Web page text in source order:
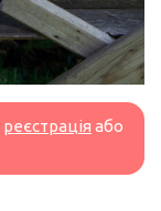
реєстрація або